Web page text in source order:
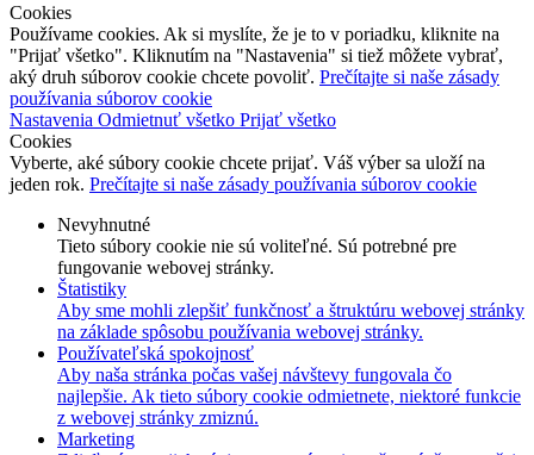
Cookies
Používame cookies. Ak si myslíte, že je to v poriadku, kliknite na
"Prijať všetko". Kliknutím na "Nastavenia" si tiež môžete vybrať,
aký druh súborov cookie chcete povoliť. Prečítajte si naše zásady
používania súborov cookie
Nastavenia Odmietnuť všetko Prijať všetko
Cookies
Vyberte, aké súbory cookie chcete prijať. Váš výber sa uloží na
jeden rok. Prečítajte si naše zásady používania súborov cookie
Nevyhnutné
Tieto súbory cookie nie sú voliteľné. Sú potrebné pre
fungovanie webovej stránky.
Štatistiky
Aby sme mohli zlepšiť funkčnosť a štruktúru webovej stránky
na základe spôsobu používania webovej stránky.
Používateľská spokojnosť
Aby naša stránka počas vašej návštevy fungovala čo
najlepšie. Ak tieto súbory cookie odmietnete, niektoré funkcie
z webovej stránky zmiznú.
Marketing